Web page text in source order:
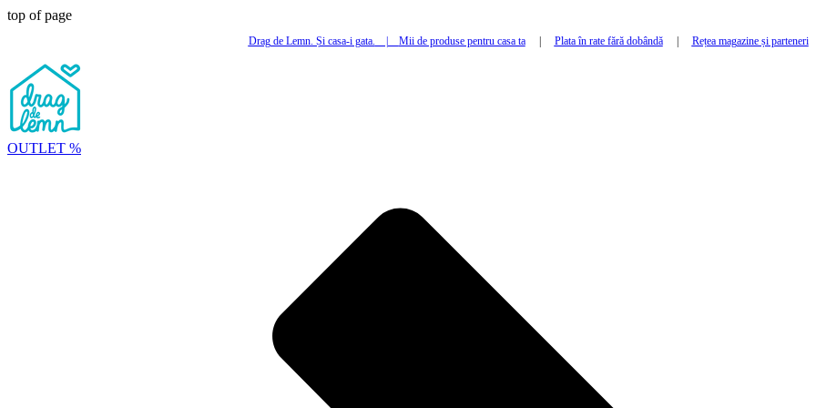
top of page
Drag de Lemn. Și casa-i gata. Mii de produse pentru casa ta| Plata în rate fără dobândă| Rețea magazine și parteneri
OUTLET %